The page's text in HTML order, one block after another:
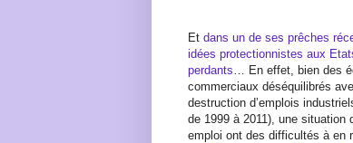
Et dans un de ses prêches
idées protectionnistes aux
perdants … En effet, bien des
commerciaux déséquilibrés
destruction d’emplois
de 1999 à 2011), une situation
emploi ont des difficultés à en